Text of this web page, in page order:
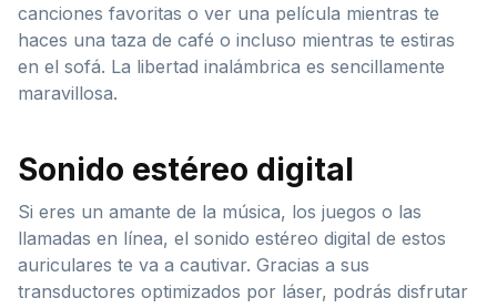
canciones favoritas o ver una película mientras te
haces una taza de café o incluso mientras te estiras
en el sofá. La libertad inalámbrica es sencillamente
maravillosa.
Sonido estéreo digital
Si eres un amante de la música, los juegos o las
llamadas en línea, el sonido estéreo digital de estos
auriculares te va a cautivar. Gracias a sus
transductores optimizados por láser, podrás disfrutar